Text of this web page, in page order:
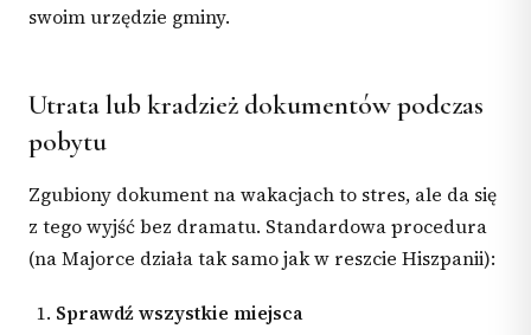
swoim urzędzie gminy.
Utrata lub kradzież dokumentów podczas
pobytu
Zgubiony dokument na wakacjach to stres, ale da się
z tego wyjść bez dramatu. Standardowa procedura
(na Majorce działa tak samo jak w reszcie Hiszpanii):
Sprawdź wszystkie miejsca